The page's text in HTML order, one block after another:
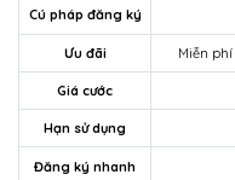
Cú pháp đăng ký
Ưu đãi Miễn phí
Giá cước
Hạn sử dụng
Đăng ký nhanh